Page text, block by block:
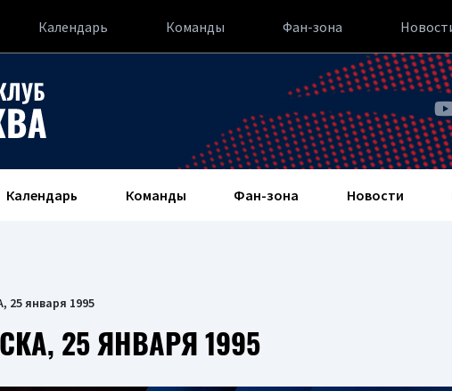
Календарь Команды Фан-зона
Календарь Команды Фан-зона Новости
25 января 1995
25 ЯНВАРЯ 1995